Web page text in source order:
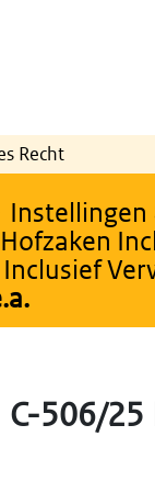
Recht
Instellingen
C-506/25